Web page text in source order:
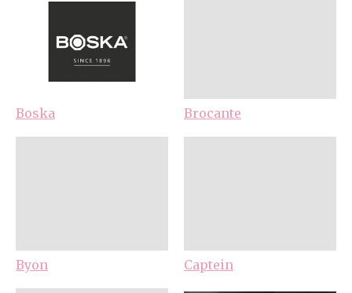
Boska Brocante
Byon Captein